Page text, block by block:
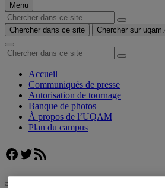
Menu
Chercher dans ce site Chercher sur
Accueil
Communiqués de presse
Autorisation de tournage
Banque de photos
À propos de l’UQAM
Plan du campus
Facebook
Twitter
Flux RSS